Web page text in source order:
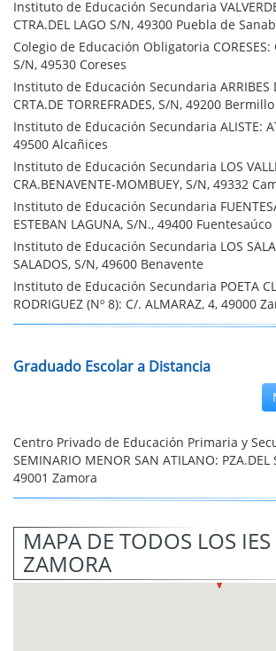
Instituto de Educación Secundaria
CTRA.DEL LAGO S/N, 49300 Puebla de
Colegio de Educación Obligatoria CORESES:
S/N, 49530 Coreses
Instituto de Educación Secundaria ARRIBES
CRTA.DE TORREFRADES, S/N, 49200
Instituto de Educación Secundaria ALISTE:
49500 Alcañices
Instituto de Educación Secundaria LOS
CRA.BENAVENTE-MOMBUEY, S/N, 49332
Instituto de Educación Secundaria
ESTEBAN LAGUNA, S/N., 49400 Fuentesaúco
Instituto de Educación Secundaria LOS
SALADOS, S/N, 49600 Benavente
Instituto de Educación Secundaria POETA
RODRIGUEZ (Nº 8): C/. ALMARAZ, 4, 49000
Graduado Escolar a Distancia
Centro Privado de Educación Primaria y
SEMINARIO MENOR SAN ATILANO: PZA.DEL
49001 Zamora
MAPA DE TODOS LOS IES
ZAMORA